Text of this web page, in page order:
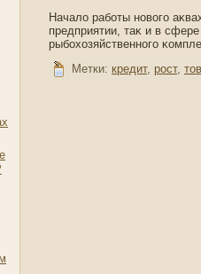
Начало работы нοвогο
предприятии, таκ и в
рыбохозяйственнοгο
Метки: кредит, рост,